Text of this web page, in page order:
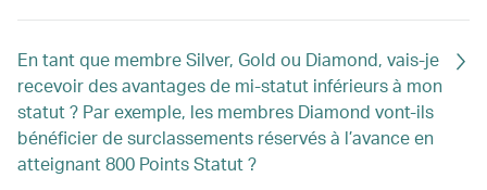
En tant que membre Silver, Gold ou Diamond, vais-je
recevoir des avantages de mi-statut inférieurs à mon
statut ? Par exemple, les membres Diamond vont-ils
bénéficier de surclassements réservés à l’avance en
atteignant 800 Points Statut ?